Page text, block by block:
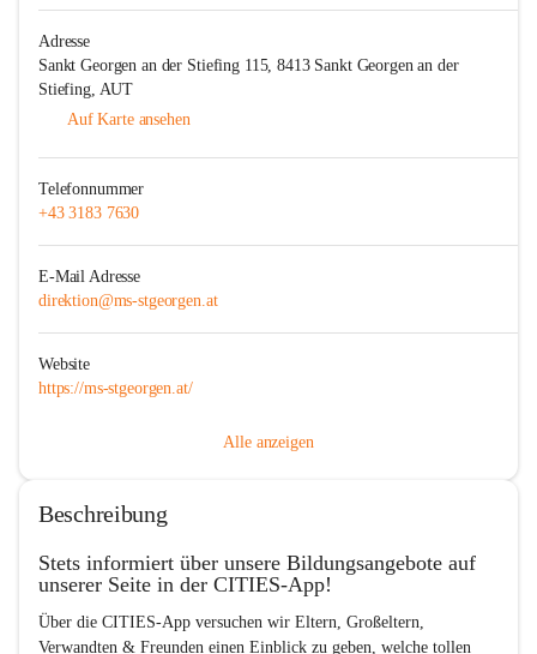
Adresse
Sankt Georgen an der Stiefing 115, 8413 Sankt Georgen an der
Stiefing, AUT
Auf Karte ansehen
Telefonnummer
+43 3183 7630
E-Mail Adresse
direktion@ms-stgeorgen.at
Website
https://ms-stgeorgen.at/
Alle anzeigen
Beschreibung
Stets informiert über unsere Bildungsangebote auf
unserer Seite in der CITIES-App!
Über die CITIES-App versuchen wir Eltern, Großeltern,
Verwandten & Freunden einen Einblick zu geben, welche tollen